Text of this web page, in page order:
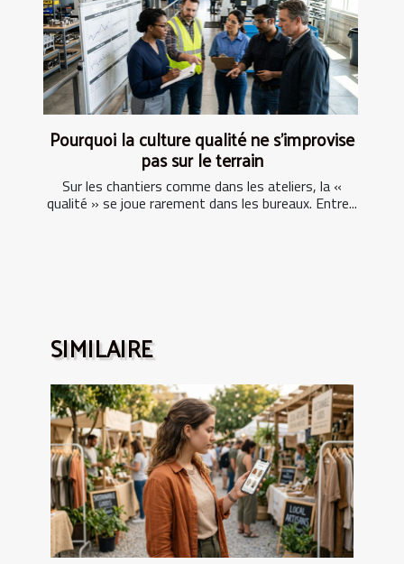
Pourquoi la culture qualité ne s’improvise
pas sur le terrain
Sur les chantiers comme dans les ateliers, la «
qualité » se joue rarement dans les bureaux. Entre...
SIMILAIRE